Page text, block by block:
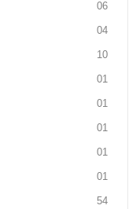
06
04
10
01
01
01
01
01
54